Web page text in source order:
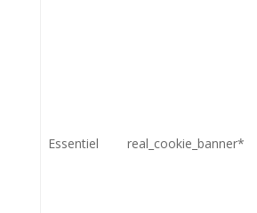
Essentiel real_cookie_banner*